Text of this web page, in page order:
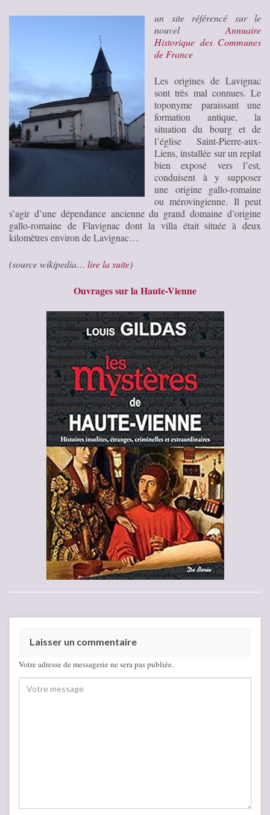
un site référencé sur le
nouvel Annuaire
Historique des Communes
de France
Les origines de Lavignac
sont très mal connues. Le
toponyme paraissant une
formation antique, la
situation du bourg et de
l’église Saint-Pierre-aux-
Liens, installée sur un replat
bien exposé vers l’est,
conduisent à y supposer
une origine gallo-romaine
ou mérovingienne. Il peut
s’agir d’une dépendance ancienne du grand domaine d’origine
gallo-romaine de Flavignac dont la villa était située à deux
kilomètres environ de Lavignac…
(source wikipedia… lire la suite)
Ouvrages sur la Haute-Vienne
Laisser un commentaire
Votre adresse de messagerie ne sera pas publiée.